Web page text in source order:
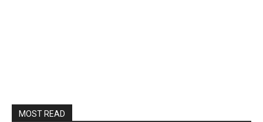
MOST READ